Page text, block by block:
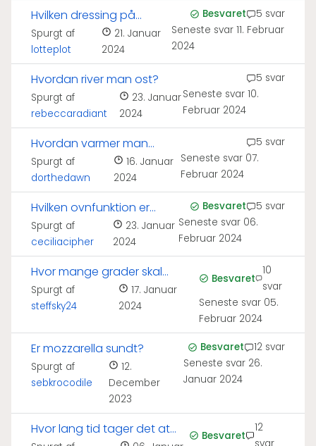
Hvilken dressing på
pizza?
Spurgt af
lotteplot
21. Januar
2024
Besvaret
5 svar
Seneste svar11. Februar
2024
Hvordan river man ost?
Spurgt af
rebeccaradiant
23. Januar
2024
5 svar
Seneste svar 10.
Februar 2024
Hvordan varmer man
bedst en pizza?
Spurgt af
dorthedawn
16. Januar
2024
5 svar
Seneste svar 07.
Februar 2024
Hvilken ovnfunktion er
bedst til pizza?
Spurgt af
ceciliacipher
23. Januar
2024
Besvaret
5 svar
Seneste svar 06.
Februar 2024
Hvor mange grader skal
ovnen være når man laver
pizza?
Spurgt af
steffsky24
17. Januar
2024
Besvaret
10
svar
Seneste svar 05.
Februar 2024
Er mozzarella sundt?
Spurgt af
sebkrocodile
12.
December
2023
Besvaret
12 svar
Seneste svar 26.
Januar 2024
Hvor lang tid tager det at
Besvaret
12